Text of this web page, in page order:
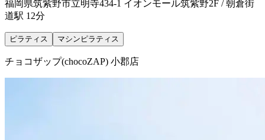
福岡県筑紫野市立明寺434-1 イオンモール筑紫野2F / 朝倉街
道駅 12分
ピラティス マシンピラティス
チョコザップ(chocoZAP) 小郡店